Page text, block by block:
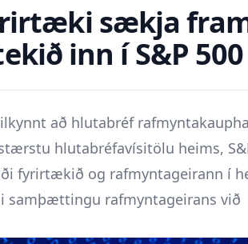
sækja
inn í S&P 500
að hlutabréf
hlutabréfavísitölu heims,
fyrirtækið og rafmyntageirann í
samþættingu rafmyntageirans við